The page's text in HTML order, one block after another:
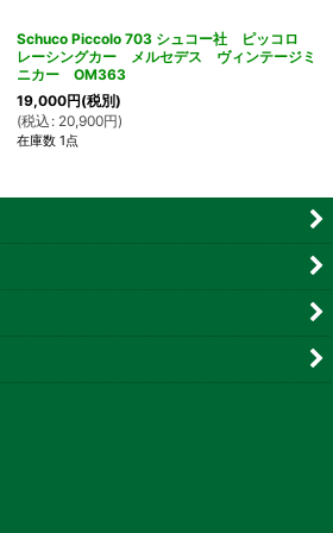
Schuco Piccolo 703 シュコー社 ピッコロ
レーシングカー メルセデス ヴィンテージミ
ニカー OM363
19,000円(税別)
(税込 : 20,900円)
在庫数 1点